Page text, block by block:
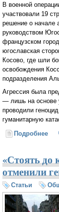
В военной
участвовали 19
решение о начале
руководством
французском
югославская
Косово, где шли
освобождения
подразделения
Агрессия была
— лишь на основе
проводили
гуманитарную
Подробнее о
«Стоять до
отменили
Статьи